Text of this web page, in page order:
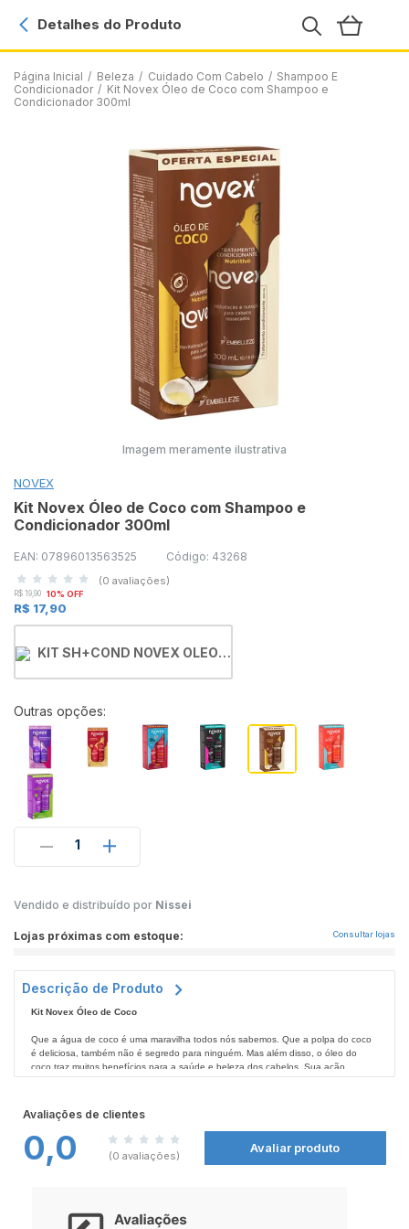
Página Inicial / Beleza / Cuidado Com Cabelo / Shampoo E
Condicionador / Kit Novex Óleo de Coco com Shampoo e
Condicionador 300ml
Detalhes do Produto
Imagem meramente ilustrativa
NOVEX
Kit Novex Óleo de Coco com Shampoo e
Condicionador 300ml
EAN: 07896013563525 Código: 43268
(0 avaliações)
R$ 19,90 10% OFF
R$ 17,90
KIT SH+COND NOVEX OLEO
Outras opções:
1
Vendido e distribuído por Nissei
Lojas próximas com estoque: Consultar lojas
Descrição de Produto
Kit Novex Óleo de Coco
Que a água de coco é uma maravilha todos nós sabemos. Que a polpa do coco
é deliciosa, também não é segredo para ninguém. Mas além disso, o óleo do
coco traz muitos benefícios para a saúde e beleza dos cabelos. Sua ação
nutritiva é ideal para todos os tipos de cabelos. Além de agir penetrando
radiantes como o mais belo pôr do sol.
Ação:
Lava, hidrata, nutre e dá brilho.
Benefícios:
Avaliações de clientes
0,0 (0 avaliações)
Avaliar produto